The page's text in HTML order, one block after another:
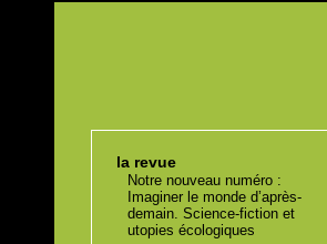
la revue
Notre nouveau numéro :
Imaginer le monde d’après-
demain. Science-fiction et
utopies écologiques